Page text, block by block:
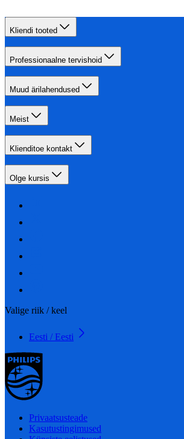
Kliendi tooted
Professionaalne tervishoid
Muud ärilahendused
Meist
Klienditoe kontakt
Olge kursis
Valige riik / keel
Eesti / Eesti
Privaatsusteade
Kasutustingimused